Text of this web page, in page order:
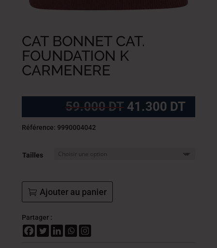
CAT BONNET CAT.
FOUNDATION K
CARMENERE
59.000DT Le
prix
41.300 DTLe
prix
Référence: 9990004042
Tailles
Ajouter au panier
Partager :